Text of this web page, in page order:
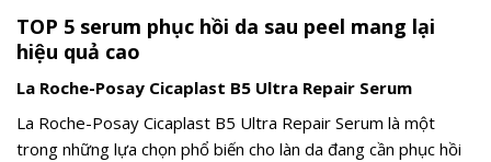
TOP 5 serum phục hồi da sau peel mang lại
hiệu quả cao
La Roche-Posay Cicaplast B5 Ultra Repair Serum
La Roche-Posay Cicaplast B5 Ultra Repair Serum là một
trong những lựa chọn phổ biến cho làn da đang cần phục hồi